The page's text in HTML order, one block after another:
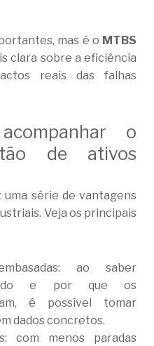
mas é o MTBS
clara sobre a eficiência
reais das falhas
o
de ativos
uma série de vantagens
Veja os principais
ao saber
e por que os
é possível tomar
dados concretos.
com menos paradas